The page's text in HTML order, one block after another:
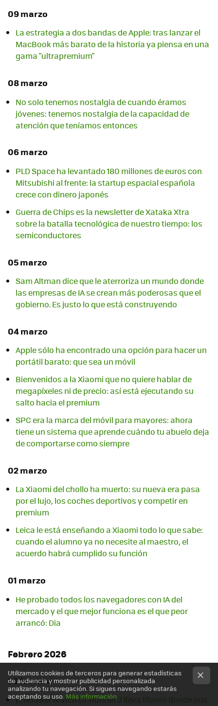
09 marzo
La estrategia a dos bandas de Apple: tras lanzar el
MacBook más barato de la historia ya piensa en una
gama "ultrapremium"
08 marzo
No solo tenemos nostalgia de cuando éramos
jóvenes: tenemos nostalgia de la capacidad de
atención que teníamos entonces
06 marzo
PLD Space ha levantado 180 millones de euros con
Mitsubishi al frente: la startup espacial española
crece con dinero japonés
Guerra de Chips es la newsletter de Xataka Xtra
sobre la batalla tecnológica de nuestro tiempo: los
semiconductores
05 marzo
Sam Altman dice que le aterroriza un mundo donde
las empresas de IA se crean más poderosas que el
gobierno. Es justo lo que está construyendo
04 marzo
Apple sólo ha encontrado una opción para hacer un
portátil barato: que sea un móvil
Bienvenidos a la Xiaomi que no quiere hablar de
megapíxeles ni de precio: así está ejecutando su
salto hacia el premium
SPC era la marca del móvil para mayores: ahora
tiene un sistema que aprende cuándo tu abuelo deja
de comportarse como siempre
02 marzo
La Xiaomi del chollo ha muerto: su nueva era pasa
por el lujo, los coches deportivos y competir en
premium
Leica le está enseñando a Xiaomi todo lo que sabe:
cuando el alumno ya no necesite al maestro, el
acuerdo habrá cumplido su función
01 marzo
He probado todos los navegadores con IA del
mercado y el que mejor funciona es el que peor
arrancó: Dia
Febrero 2026
26 febrero
El Huawei Watch GT Runner 2 lleva titanio donde sus
Utilizamos cookies de terceros para generar estadísticas
de audiencia y mostrar publicidad personalizada
analizando tu navegación. Si sigues navegando estarás
aceptando su uso.Más información